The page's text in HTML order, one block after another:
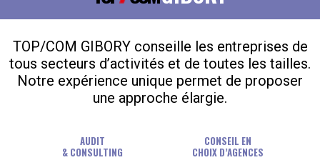
TOP/COM GIBORY conseille les entreprises de
tous secteurs d’activités et de toutes les tailles.
Notre expérience unique permet de proposer
une approche élargie.
AUDIT
& CONSULTING
CONSEIL EN
CHOIX D’AGENCES